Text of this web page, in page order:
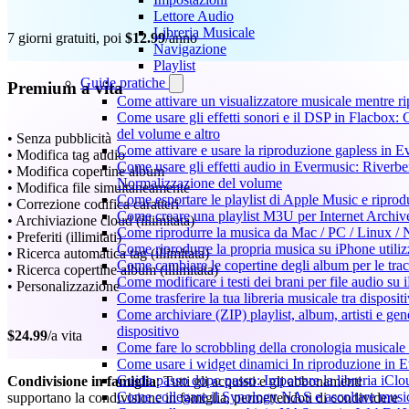
Lettore Audio
Libreria Musicale
Navigazione
Playlist
Guide pratiche
Come attivare un visualizzatore musicale mentre
Come usare gli effetti sonori e il DSP in Flacbox:
del volume e altro
Come attivare e usare la riproduzione gapless in
Come usare gli effetti audio in Evermusic:
Normalizzazione del volume
Come esportare le playlist di Apple Music e
Come creare una playlist M3U per Internet
Come riprodurre la musica da Mac / PC / Linux
Come riprodurre la propria musica su iPhone
Come cambiare le copertine degli album per le
Come modificare i testi dei brani per file audio su
Come trasferire la tua libreria musicale tra
Come archiviare (ZIP) playlist, album, artisti e
dispositivo
Come fare lo scrobbling della cronologia
Come usare i widget dinamici In riproduzione in
Guida passo dopo passo: Importare la libreria
Come collegare il Synology NAS e ascoltare
7 giorni gratuiti, poi $12.99/anno
Premium a vita
• Senza pubblicità
• Modifica tag audio
• Modifica copertine album
• Modifica file simultaneamente
• Correzione codifica caratteri
• Archiviazione cloud (illimitata)
• Preferiti (illimitati)
• Ricerca automatica tag (illimitata)
• Ricerca copertine album (illimitata)
• Personalizzazione
$24.99/a vita
Condivisione in famiglia: Tutti gli acquisti e gli abbonamenti
supportano la condivisione in famiglia, permettendoti di condividere